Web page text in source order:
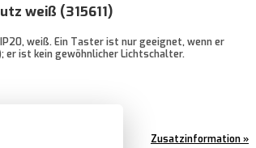
weiß (315611)
weiß. Ein Taster ist nur geeignet, wenn er
er ist kein gewöhnlicher Lichtschalter.
Zusatzinformation »